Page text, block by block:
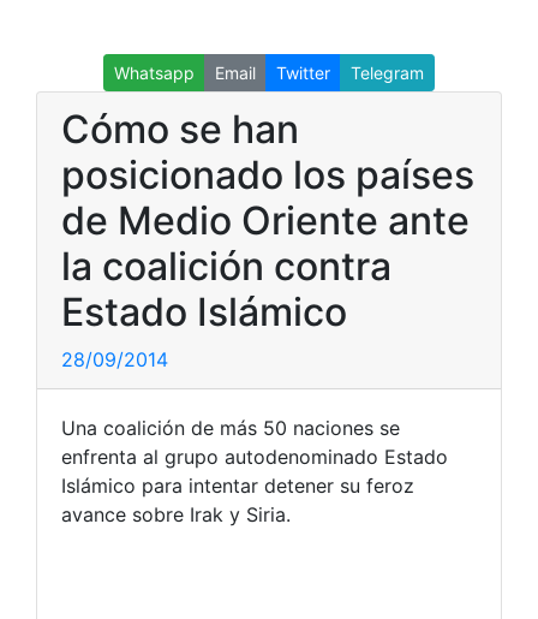
Whatsapp Email Twitter Telegram
Cómo se han
posicionado los países
de Medio Oriente ante
la coalición contra
Estado Islámico
28/09/2014
Una coalición de más 50 naciones se
enfrenta al grupo autodenominado Estado
Islámico para intentar detener su feroz
avance sobre Irak y Siria.